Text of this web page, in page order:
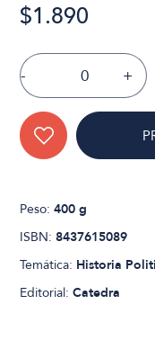
$1.890
- +
Peso:400 g
ISBN:8437615089
Temática: Historia
Editorial:Catedra